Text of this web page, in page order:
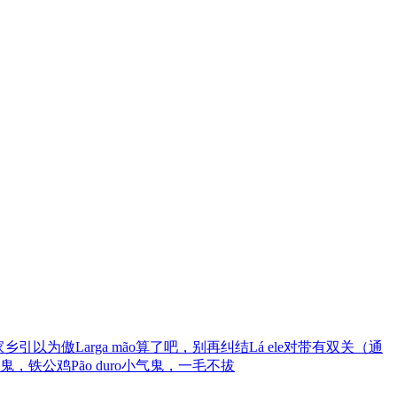
引以为傲Larga mão算了吧，别再纠结Lá ele对带有双关（通
，铁公鸡Pão duro小气鬼，一毛不拔